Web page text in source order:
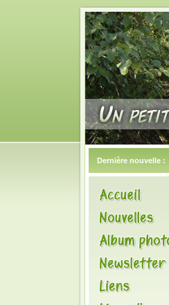
Dernière nouvelle :